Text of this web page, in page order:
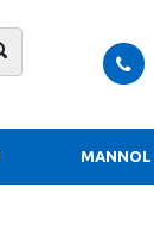
MANNOL